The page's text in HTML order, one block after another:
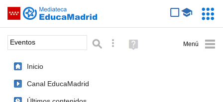
Saltar navegación
Palabra o frase: Búsqueda avanzada
Ayuda
(en
Inicio
Canal EducaMadrid